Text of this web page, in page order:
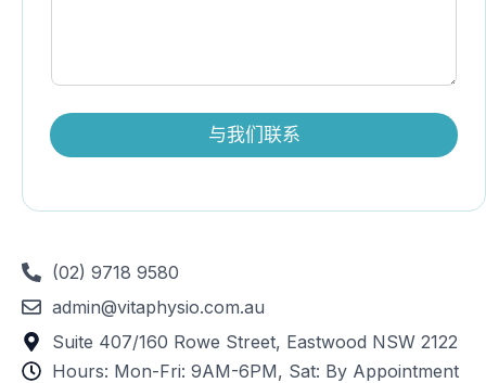
与我们联系
(02) 9718 9580
admin@vitaphysio.com.au
Suite 407/160 Rowe Street, Eastwood NSW 2122
Hours: Mon-Fri: 9AM-6PM, Sat: By Appointment